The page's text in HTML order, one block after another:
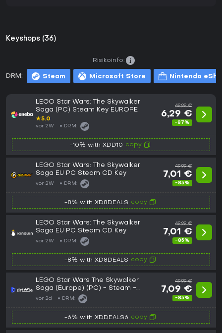
Keyshops (36)
DRM: Steam Microsoft Store Nintendo
Risikoinfo:
LEGO Star Wars: The Skywalker
Saga (PC) Steam Key EUROPE
★5.0
vor 2W DRM:
49,99 €
6,29 €
-87%
-10% with XDD10 copy
LEGO Star Wars: The Skywalker
Saga EU PC Steam CD Key
vor 2W DRM:
49,99 €
7,01 €
-85%
-8% with XD8DEALS copy
LEGO Star Wars: The Skywalker
Saga EU PC Steam CD Key
vor 2W DRM:
49,99 €
7,01 €
-85%
-8% with XD8DEALS copy
LEGO Star Wars The Skywalker
Saga (Europe) (PC) - Steam -
Digital Key
vor 2d DRM:
49,99 €
7,09 €
-85%
-6% with XDDEALS6 copy